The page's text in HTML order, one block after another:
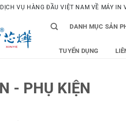
VỤ HÀNG ĐẦU VIỆT NAM VỀ MÁY IN
DANH MỤC SẢN
TUYỂN DỤNG
- PHỤ KIỆN